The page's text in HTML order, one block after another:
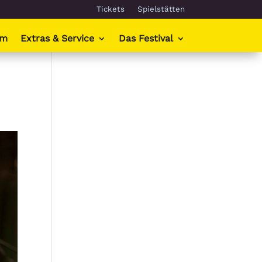
Tickets Spielstätten
Extras & Service Das Festival